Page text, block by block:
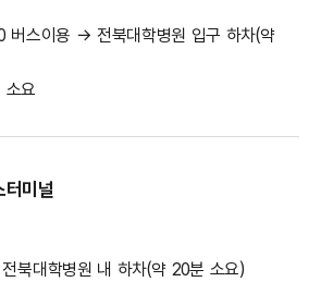
버스이용 → 전북대학병원 입구 하차(약
요
터미널
북대학병원 내 하차(약 20분 소요)